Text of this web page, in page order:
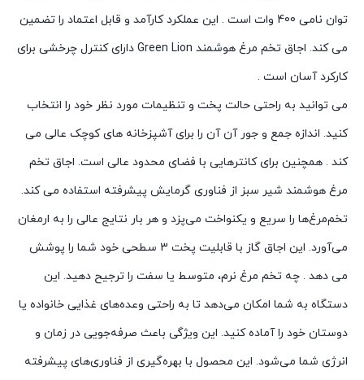
توان نامی 400 وات است . این عملکرد کارآمد و قابل اعتماد را تضمین
می کند. اجاق تخم مرغ هوشمند Green Lion دارای کنترل چرخشی برای
کارکرد آسان است .
می توانید به راحتی حالت پخت و تنظیمات مورد نظر خود را انتخاب
کنید. اندازه جمع و جور آن آن را برای آشپزخانه های کوچک عالی می
کند . همچنین برای کانترهایی با فضای محدود عالی است. اجاق تخم
مرغ هوشمند شیر سبز از فناوری گرمایش پیشرفته استفاده می کند.
تخم‌مرغ‌ها را سریع و یکنواخت می‌پزد و هر بار نتایج عالی را به ارمغان
می‌آورد. این اجاق گاز با قابلیت پخت 3 سطحی خود شما را پوشش
می دهد . چه تخم مرغ نرم، متوسط ​​یا سفت را ترجیح دهید. این
دستگاه به شما امکان می‌دهد تا به راحتی وعده‌های غذایی خانواده یا
دوستان خود را آماده کنید. این ویژگی باعث صرفه‌جویی در زمان و
انرژی شما می‌شود. این محصول با بهره‌گیری از فناوری‌های پیشرفته